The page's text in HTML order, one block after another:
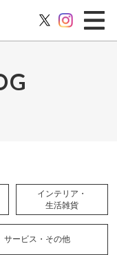
インテリア・
生活雑貨
サービス・その他